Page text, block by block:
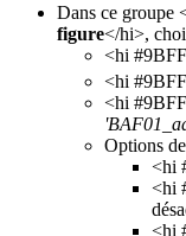
Dans ce groupe
figure</hi>,
<hi
<hi
<hi
Options
<hi
<hi
<hi